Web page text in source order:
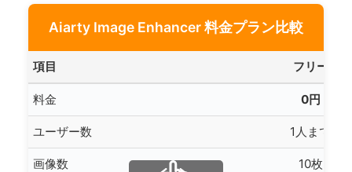
Aiarty Image Enhancer 料金プラン比較
項目 フリー
料金 0円
ユーザー数 1人まで
画像数 10枚